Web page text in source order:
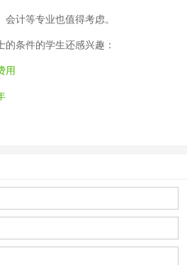
计等专业也值得考虑。
的条件的学生还感兴趣：
用